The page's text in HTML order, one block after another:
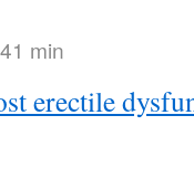
min
erectile